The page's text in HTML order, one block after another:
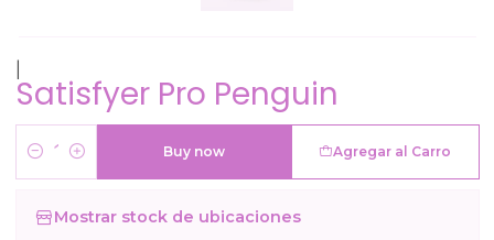
Satisfyer Pro Penguin
Cantidad
Agregar al Carro
Buy now
Mostrar stock de ubicaciones